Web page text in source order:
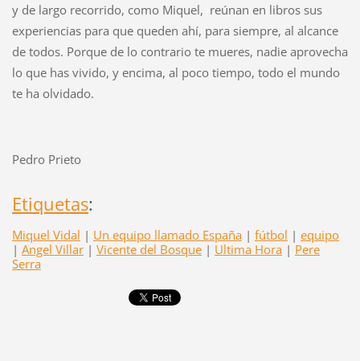
y de largo recorrido, como Miquel, reúnan en libros sus
experiencias para que queden ahí, para siempre, al alcance
de todos. Porque de lo contrario te mueres, nadie aprovecha
lo que has vivido, y encima, al poco tiempo, todo el mundo
te ha olvidado.
Pedro Prieto
Etiquetas:
Miquel Vidal | Un equipo llamado España | fútbol | equipo
| Angel Villar | Vicente del Bosque | Ultima Hora | Pere
Serra